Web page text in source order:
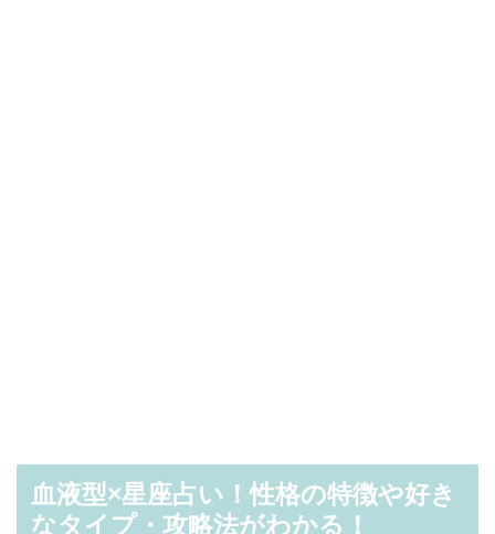
血液型×星座占い！性格の特徴や好き
なタイプ・攻略法がわかる！